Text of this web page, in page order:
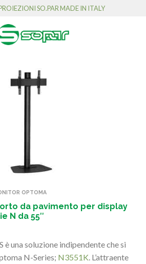
SO.PAR MADE IN ITALY
OPTOMA
da pavimento per display
N da 55″
è una soluzione indipendente che si
N-Series; N3551K . L’attraente